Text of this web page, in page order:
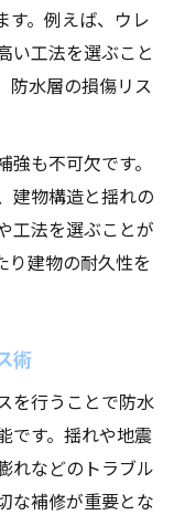
す。例えば、ウレ
い工法を選ぶこと
防水層の損傷リス
も不可欠です。
建物構造と揺れの
工法を選ぶことが
り建物の耐久性を
術
を行うことで防水
です。揺れや地震
れなどのトラブル
な補修が重要とな